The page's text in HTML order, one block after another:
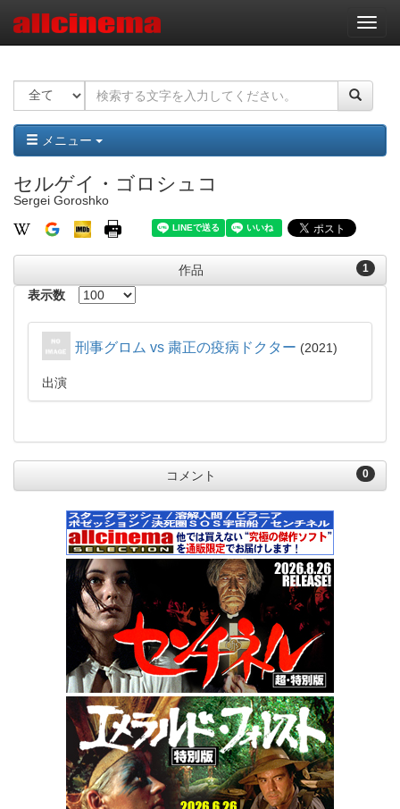
ナ
ビ
ー
ョ
ン
メニュー
セルゲイ・ゴロシュコ
Sergei Goroshko
1
作品
表示数
刑事グロム vs 粛正の疫病ドクター 2021
出演
0
コメント